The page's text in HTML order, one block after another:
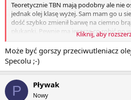
Teoretycznie TBN mają podobny ale nie
jednak olej klasę wyżej. Sam mam go u
dość szybko zmienił barwę na ciemno
płukanki. Pewnie ma jeszcze co robić po
Aktualnie zalany do Synthoila AR2300,
wtedy już powinno być ok.
Kliknij, aby
Może być gorszy przeciwutleniacz
Specolu ;-)
P Pływak
Nowy